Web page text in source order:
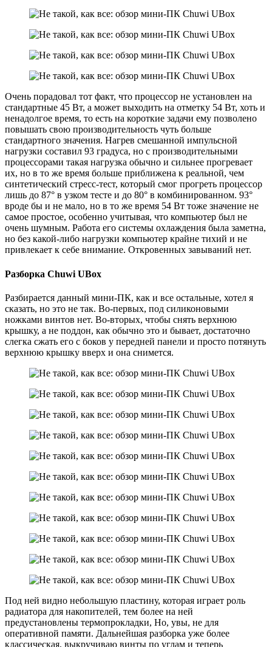
Очень порадовал тот факт, что процессор не установлен на
стандартные 45 Вт, а может выходить на отметку 54 Вт, хоть и
ненадолгое время, то есть на короткие задачи ему позволено
повышать свою производительность чуть больше
стандартного значения. Нагрев смешанной импульсной
нагрузки составил 93 градуса, но с производительными
процессорами такая нагрузка обычно и сильнее прогревает
их, но в то же время больше приближена к реальной, чем
синтетический стресс-тест, который смог прогреть процессор
лишь до 87° в узком тесте и до 80° в комбинированном. 93°
вроде бы и не мало, но в то же время 54 Вт тоже значение не
самое простое, особенно учитывая, что компьютер был не
очень шумным. Работа его системы охлаждения была заметна,
но без какой-либо нагрузки компьютер крайне тихий и не
привлекает к себе внимание. Откровенных завываний нет.
Разборка Chuwi UBox
Разбирается данный мини-ПК, как и все остальные, хотел я
сказать, но это не так. Во-первых, под силиконовыми
ножками винтов нет. Во-вторых, чтобы снять верхнюю
крышку, а не поддон, как обычно это и бывает, достаточно
слегка сжать его с боков у передней панели и просто потянуть
верхнюю крышку вверх и она снимется.
Под ней видно небольшую пластину, которая играет роль
радиатора для накопителей, тем более на ней
предустановлены термопрокладки, Но, увы, не для
оперативной памяти. Дальнейшая разборка уже более
классическая, выкручиваю винты по углам и теперь